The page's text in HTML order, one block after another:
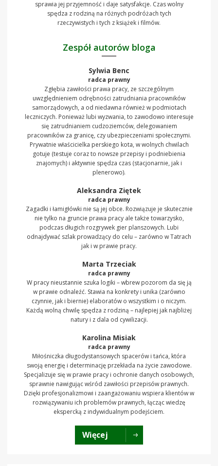
sprawia jej przyjemność i daje satysfakcje. Czas wolny
spędza z rodziną na różnych podróżach tych
rzeczywistych i tych z książek i filmów.
Zespół autorów bloga
Sylwia Benc
radca prawny
Zgłębia zawiłości prawa pracy, ze szczególnym
uwzględnieniem odrębności zatrudniania pracowników
samorządowych, a od niedawna również w podmiotach
leczniczych. Ponieważ lubi wyzwania, to zawodowo interesuje
się zatrudnianiem cudzoziemców, delegowaniem
pracowników za granicę, czy ubezpieczeniami społecznymi.
Prywatnie właścicielka perskiego kota, w wolnych chwilach
gotuje (testuje coraz to nowsze przepisy i podniebienia
znajomych) i aktywnie spędza czas (stacjonarnie, jak i
plenerowo).
Aleksandra Ziętek
radca prawny
Zagadki i łamigłówki nie są jej obce. Rozwiązuje je skutecznie
nie tylko na gruncie prawa pracy ale także towarzysko,
podczas długich rozgrywek gier planszowych. Lubi
odnajdywać szlak prowadzący do celu – zarówno w Tatrach
jak i w prawie pracy.
Marta Trzeciak
radca prawny
W pracy nieustannie szuka logiki – wbrew pozorom da się ją
w prawie odnaleźć. Stawia na konkrety i unika (zarówno
czynnie, jak i biernie) elaboratów o wszystkim i o niczym.
Każdą wolną chwilę spędza z rodziną – najlepiej jak najbliżej
natury i z dala od cywilizacji.
Karolina Misiak
radca prawny
Miłośniczka długodystansowych spacerów i tańca, która
swoją energię i determinację przekłada na życie zawodowe.
Specjalizuje się w prawie pracy i ochronie danych osobowych,
sprawnie nawigując wśród zawiłości przepisów prawnych.
Dzięki profesjonalizmowi i zaangażowaniu wspiera klientów w
rozwiązywaniu ich problemów prawnych, łącząc wiedzę
ekspercką z indywidualnym podejściem.
Więcej